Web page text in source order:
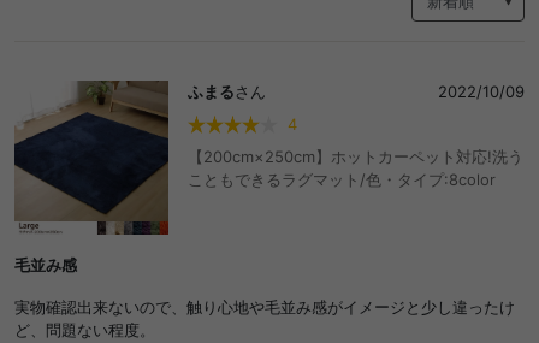
ふまるさん
2022/10/09
4
【200cm×250cm】ホットカーペット対応!洗う
こともできるラグマット/色・タイプ:8color
毛並み感
実物確認出来ないので、触り心地や毛並み感がイメージと少し違ったけ
ど、問題ない程度。